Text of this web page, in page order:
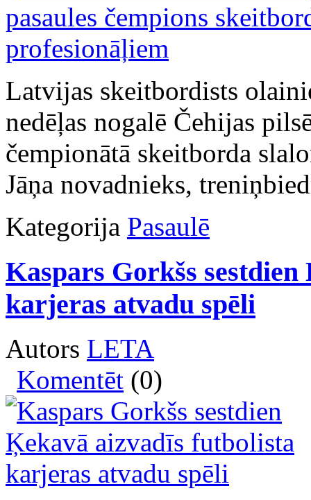
Latvijas skeitbordists
nedēļas nogalē Čehijas
čempionātā skeitborda
Jāņa novadnieks,
Kategorija Pasaulē
Kaspars Gorkšs
karjeras atvadu spēli
Autors LETA
Komentēt (0)